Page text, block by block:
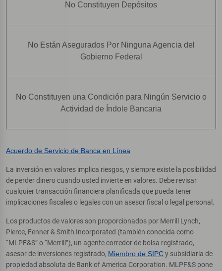
No Constituyen Depósitos
No Están Asegurados Por Ninguna Agencia del
Gobierno Federal
No Constituyen una Condición para Ningún Servicio o
Actividad de Índole Bancaria
Acuerdo de Servicio de Banca en Línea
La inversión en valores implica riesgos, y siempre existe la posibilidad
de perder dinero cuando usted invierte en valores. Debe revisar
cualquier transacción financiera planificada que pueda tener
implicaciones fiscales o legales con un asesor fiscal o legal personal.
Los productos de valores son proporcionados por Merrill Lynch,
Pierce, Fenner & Smith Incorporated (también conocida como
“MLPF&S” o “Merrill”), un agente corredor de bolsa registrado,
asesor de inversiones registrado, Miembro de SIPCy subsidiaria de
propiedad absoluta de Bank of America Corporation. MLPF&S pone